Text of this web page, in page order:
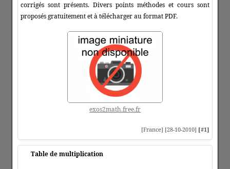
corrigés sont présents. Divers points méthodes et cours sont
proposés gratuitement et à télécharger au format PDF.
exos2math.free.fr
[France] [28-10-2010] [#1]
Table de multiplication